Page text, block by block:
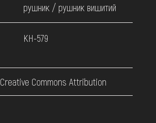
рушник / рушник вишитий
КН-579
Creative Commons Attribution